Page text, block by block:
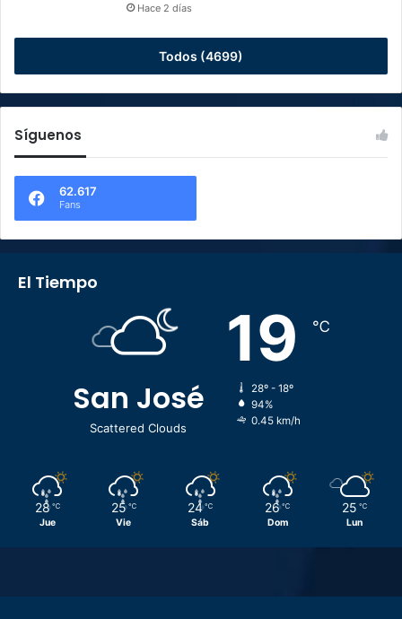
Hace 2 días
Todos (4699)
Síguenos
62.617
Fans
El Tiempo
San José
Scattered Clouds
19 ℃
28º - 18º
94%
0.45 km/h
28 ℃
Jue
25 ℃
Vie
24 ℃
Sáb
26 ℃
Dom
25 ℃
Lun